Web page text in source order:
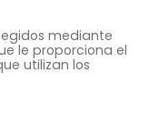
mediante
le proporciona el
utilizan los